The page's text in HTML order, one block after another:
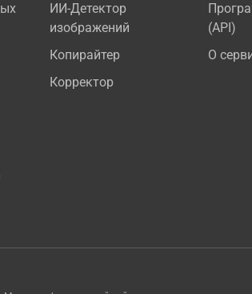
ИИ-Детектор
изображений
Копирайтер
Корректор
(API)
О